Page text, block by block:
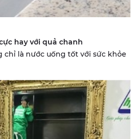
hay với quả chanh
chỉ là nước uống tốt với sức khỏe